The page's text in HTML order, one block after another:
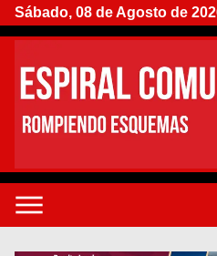
Sábado, 08 de Agosto de